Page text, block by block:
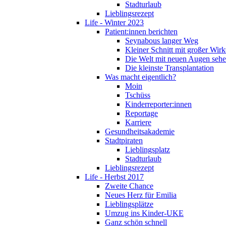
Stadturlaub
Lieblingsrezept
Life - Winter 2023
Patient:innen berichten
Seynabous langer Weg
Kleiner Schnitt mit großer
Die Welt mit neuen Augen
Die kleinste Transplantation
Was macht eigentlich?
Moin
Tschüss
Kinderreporter:innen
Reportage
Karriere
Gesundheitsakademie
Stadtpiraten
Lieblingsplatz
Stadturlaub
Lieblingsrezept
Life - Herbst 2017
Zweite Chance
Neues Herz für Emilia
Lieblingsplätze
Umzug ins Kinder-UKE
Ganz schön schnell